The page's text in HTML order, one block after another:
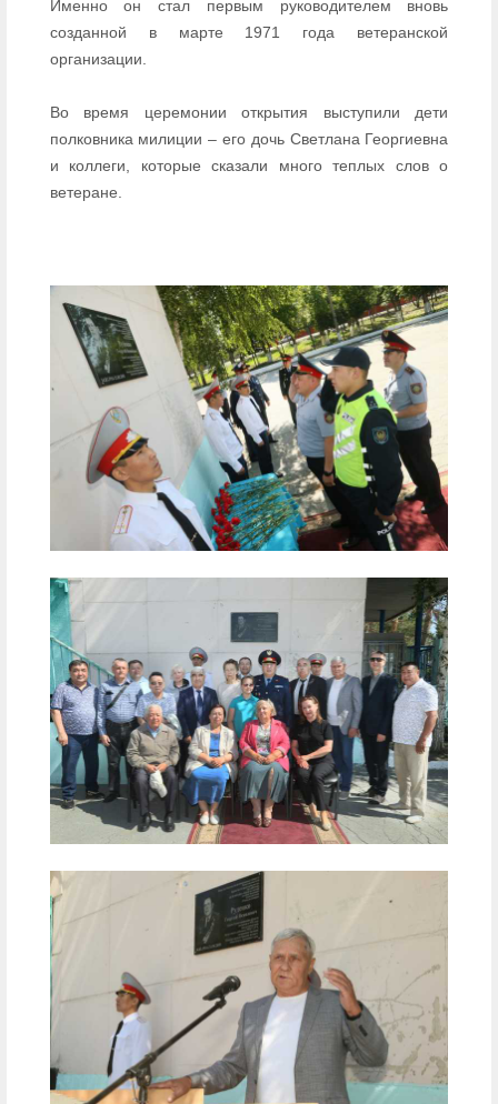
Именно он стал первым руководителем вновь
созданной в марте 1971 года ветеранской
организации.
Во время церемонии открытия выступили дети
полковника милиции – его дочь Светлана Георгиевна
и коллеги, которые сказали много теплых слов о
ветеране.